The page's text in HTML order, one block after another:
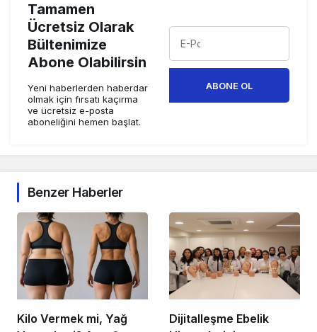
Tamamen
Ücretsiz Olarak
Bültenimize
Abone Olabilirsin
Yeni haberlerden haberdar
olmak için fırsatı kaçırma
ve ücretsiz e-posta
aboneliğini hemen başlat.
ABONE OL
Benzer Haberler
Kilo Vermek mi, Yağ
Dijitalleşme Ebelik